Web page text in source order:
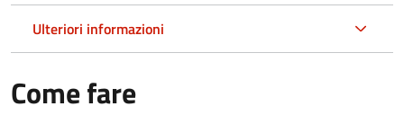
Ulteriori informazioni
Come fare